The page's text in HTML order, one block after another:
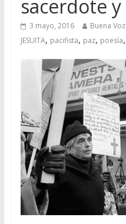
sacerdote
3 mayo, 2016 Buena Voz
JESUITA, pacifista, paz, poesía,